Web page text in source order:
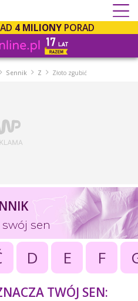
4 MILIONY PORAD
Sennik Z Złoto zgubić
swój sen
D E F
TWÓJ SEN: